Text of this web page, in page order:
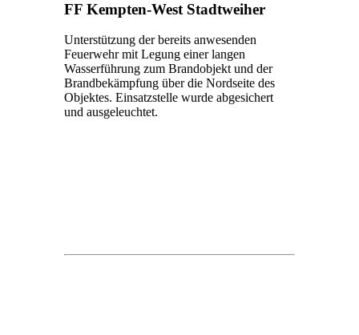
FF Kempten-West Stadtweiher
Unterstützung der bereits anwesenden
Feuerwehr mit Legung einer langen
Wasserführung zum Brandobjekt und der
Brandbekämpfung über die Nordseite des
Objektes. Einsatzstelle wurde abgesichert
und ausgeleuchtet.